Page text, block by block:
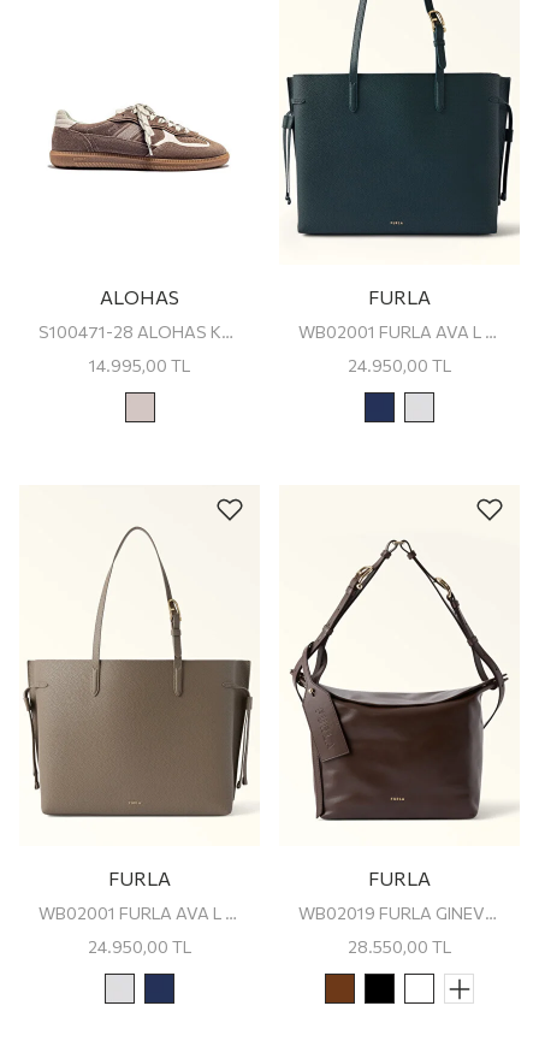
ALOHAS
S100471-28 ALOHAS Kadın Sneaker
14.995,00 TL
FURLA
WB02001 FURLA AVA L TOTE
24.950,00 TL
FURLA
WB02001 FURLA AVA L TOTE
24.950,00 TL
FURLA
WB02019 FURLA GINEVRA M SHOULDER BAG
28.550,00 TL